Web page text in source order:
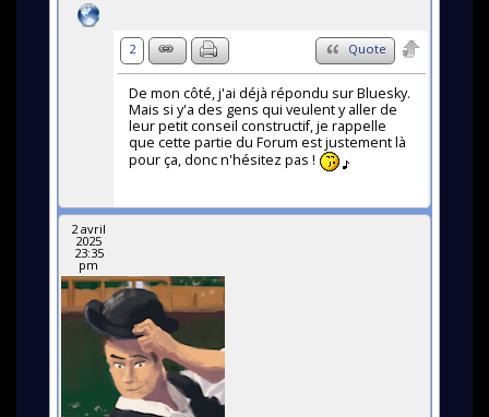
2 Quote
De mon côté, j'ai déjà répondu sur Bluesky.
Mais si y'a des gens qui veulent y aller de
leur petit conseil constructif, je rappelle
que cette partie du Forum est justement là
pour ça, donc n'hésitez pas !
2 avril
2025
23:35
pm